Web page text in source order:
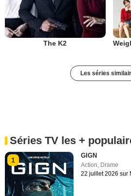
The K2
Les séries
Séries TV les +
1
GIGN
Action, Drame
22 juillet 2026 sur